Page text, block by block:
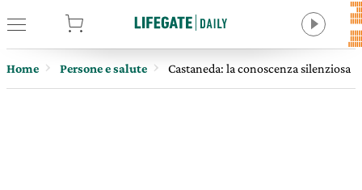
Home Persone e salute Castaneda: la conoscenza silenziosa